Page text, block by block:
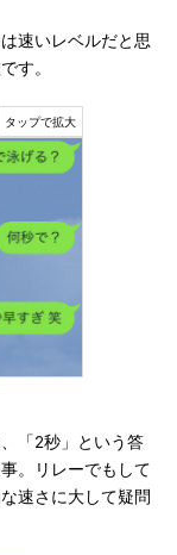
速いレベルだと思
す。
「2秒」という答
。リレーでもして
速さに大して疑問